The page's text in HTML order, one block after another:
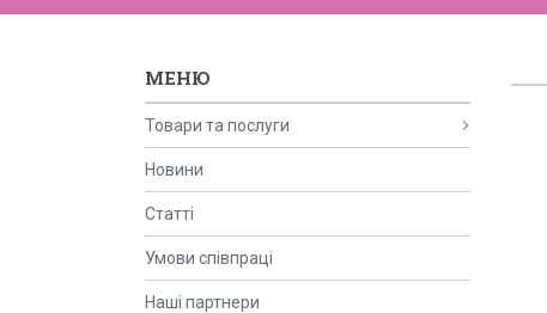
Товари та послуги
Новини
Статті
Умови співпраці
Наші партнери